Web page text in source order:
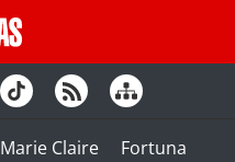
Marie Claire
Fortuna